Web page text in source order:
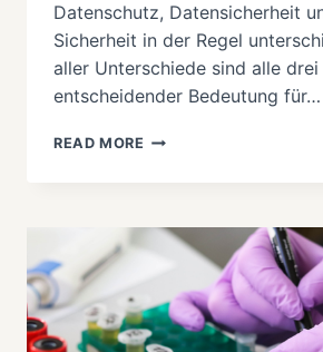
Datenschutz, Datensicherheit
Sicherheit in der Regel
aller Unterschiede sind alle
entscheidender Bedeutung für…
READ MORE IT-